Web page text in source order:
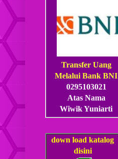
Transfer Uang
Melalui Bank BNI
0295103021
Atas Nama
Wiwik Yuniarti
down load katalog
disini